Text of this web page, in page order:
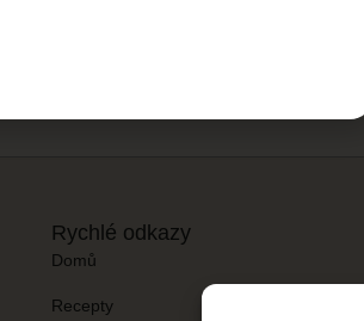
Rychlé odkazy
Domů
Recepty